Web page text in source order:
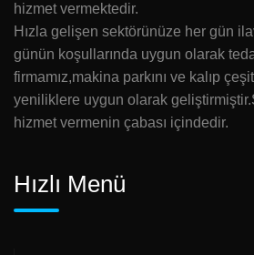
hizmet vermektedir.
Hızla gelişen sektörünüze her gün
günün koşullarında uygun olarak
firmamız,makina parkını ve kalıp
yeniliklere uygun olarak
hizmet vermenin çabası içindedir.
Hızlı Menü